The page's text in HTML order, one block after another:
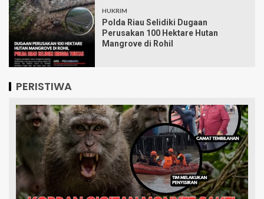
HUKRIM
Polda Riau Selidiki Dugaan
Perusakan 100 Hektare Hutan
Mangrove di Rohil
PERISTIWA